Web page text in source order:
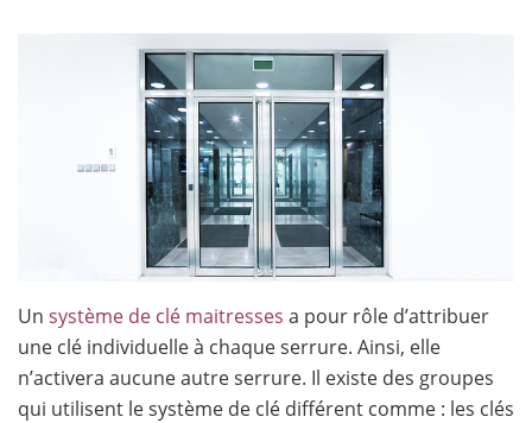
Un système de clé maitresses a pour rôle d’attribuer
une clé individuelle à chaque serrure. Ainsi, elle
n’activera aucune autre serrure. Il existe des groupes
qui utilisent le système de clé différent comme : les clés